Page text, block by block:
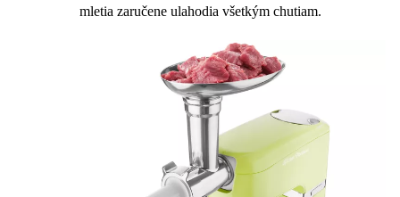
mletia zaručene ulahodia všetkým chutiam.